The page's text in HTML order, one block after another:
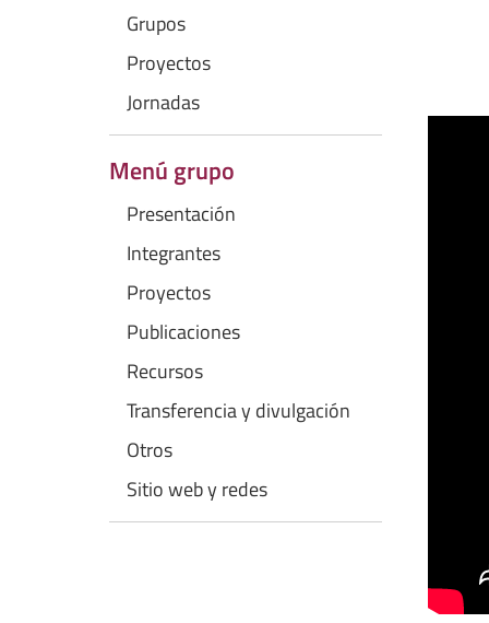
Grupos
Proyectos
Jornadas
Menú grupo
Presentación
Integrantes
Proyectos
Publicaciones
Recursos
Transferencia y divulgación
Otros
Sitio web y redes